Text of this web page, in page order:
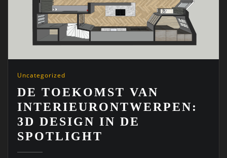
Uncategorized
DE TOEKOMST VAN
INTERIEURONTWERPEN:
3D DESIGN IN DE
SPOTLIGHT